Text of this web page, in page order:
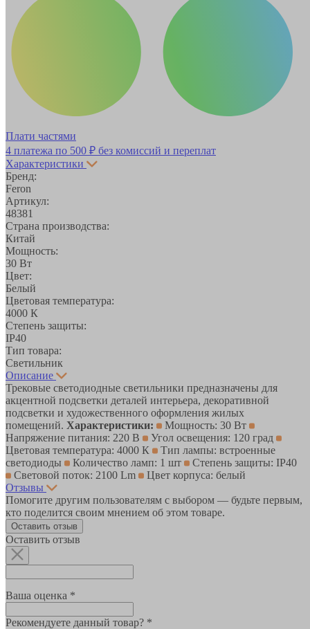
Плати частями
4 платежа по 500 ₽ без комиссий и переплат
Характеристики
Бренд:
Feron
Артикул:
48381
Страна производства:
Китай
Мощность:
30 Вт
Цвет:
Белый
Цветовая температура:
4000 К
Степень защиты:
IP40
Тип товара:
Светильник
Описание
Трековые светодиодные светильники предназначены для
акцентной подсветки деталей интерьера, декоративной
подсветки и художественного оформления жилых
помещений. Характеристики:
Мощность: 30 Вт
Напряжение питания: 220 В
Угол освещения: 120 град
Цветовая температура: 4000 К
Тип лампы: встроенные
светодиоды
Количество ламп: 1 шт
Степень защиты: IP40
Световой поток: 2100 Lm
Цвет корпуса: белый
Отзывы
Помогите другим пользователям с выбором — будьте первым,
кто поделится своим мнением об этом товаре.
Оставить отзыв
Оставить отзыв
Ваша оценка *
Рекомендуете данный товар? *